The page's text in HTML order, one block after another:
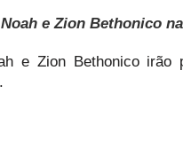
e Zion Bethonico
e Zion Bethonico